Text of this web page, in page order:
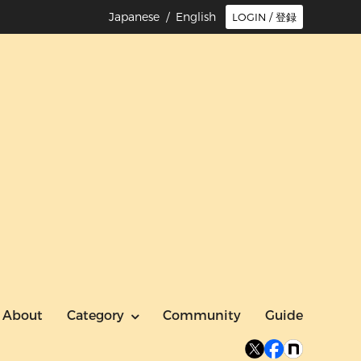
LOGIN / 登録
Japanese / English
About Category Community Guide